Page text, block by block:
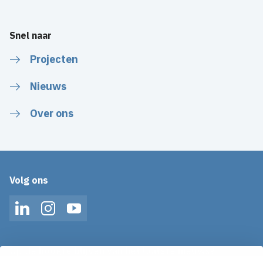
Snel naar
Projecten
Nieuws
Over ons
Volg ons
LinkedInInstagramYouTube